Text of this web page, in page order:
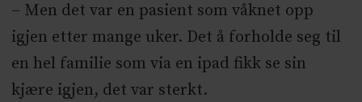
– Men det var en pasient som våknet opp
igjen etter mange uker. Det å forholde seg til
en hel familie som via en ipad fikk se sin
kjære igjen, det var sterkt.